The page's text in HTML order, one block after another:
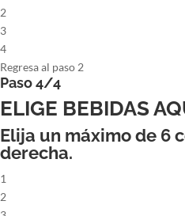
2
3
4
Regresa al paso 2
Paso 4/4
ELIGE BEBIDAS
Elija un máximo de 6
derecha.
1
2